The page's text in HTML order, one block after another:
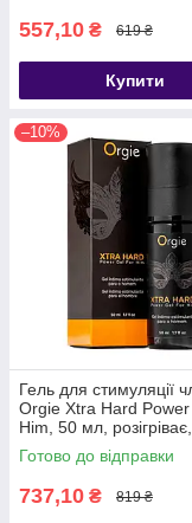
557,10 ₴ 619 ₴
Купити
–10%
Гель для стимуляції
Orgie Xtra Hard
Him, 50 мл, розігріває,
посилює ерекцію -
Готово до відправки
737,10 ₴ 819 ₴